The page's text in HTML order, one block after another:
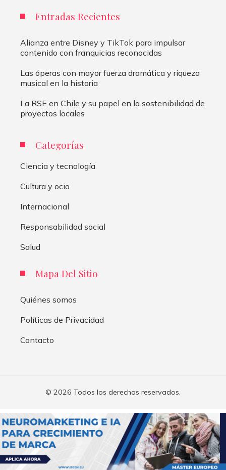
Entradas Recientes
Alianza entre Disney y TikTok para impulsar
contenido con franquicias reconocidas
Las óperas con mayor fuerza dramática y riqueza
musical en la historia
La RSE en Chile y su papel en la sostenibilidad de
proyectos locales
Categorías
Ciencia y tecnología
Cultura y ocio
Internacional
Responsabilidad social
Salud
Mapa Del Sitio
Quiénes somos
Políticas de Privacidad
Contacto
© 2026 Todos los derechos reservados.